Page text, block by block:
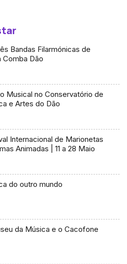
Bandas Filarmónicas de
Comba Dão
Musical no Conservatório de
e Artes do Dão
Internacional de Marionetas
Animadas | 11 a 28 Maio
do outro mundo
da Música e o Cacofone